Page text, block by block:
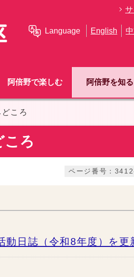
Language English
阿倍野で楽しむ 阿倍野を知る
ころ
ころ
ページ番号：
動日誌（令和8年度）を更